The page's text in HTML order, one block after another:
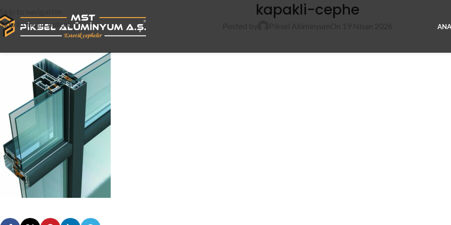
Skip to main content
kapakli-cephe